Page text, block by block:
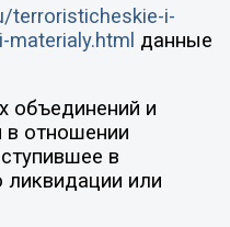
terroristicheskie-i-
данные
объединений и
в отношении
в
или